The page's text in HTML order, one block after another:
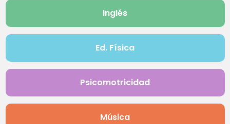
Inglés
Ed. Física
Psicomotricidad
Música